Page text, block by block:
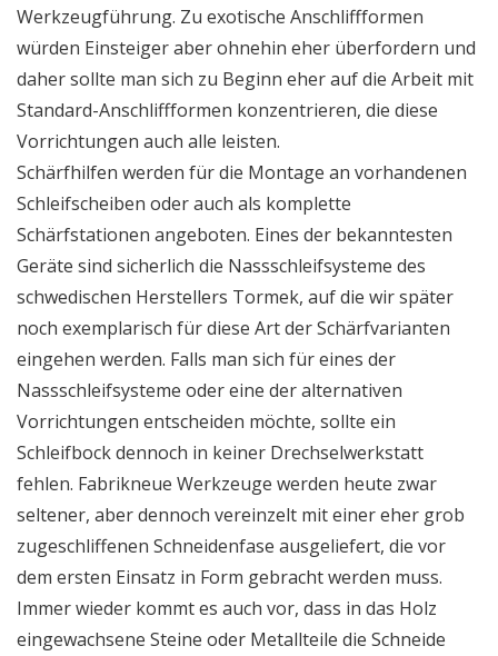
Werkzeugführung. Zu exotische Anschliffformen
würden Einsteiger aber ohnehin eher überfordern und
daher sollte man sich zu Beginn eher auf die Arbeit mit
Standard-Anschliffformen konzentrieren, die diese
Vorrichtungen auch alle leisten.
Schärfhilfen werden für die Montage an vorhandenen
Schleifscheiben oder auch als komplette
Schärfstationen angeboten. Eines der bekanntesten
Geräte sind sicherlich die Nassschleifsysteme des
schwedischen Herstellers Tormek, auf die wir später
noch exemplarisch für diese Art der Schärfvarianten
eingehen werden. Falls man sich für eines der
Nassschleifsysteme oder eine der alternativen
Vorrichtungen entscheiden möchte, sollte ein
Schleifbock dennoch in keiner Drechselwerkstatt
fehlen. Fabrikneue Werkzeuge werden heute zwar
seltener, aber dennoch vereinzelt mit einer eher grob
zugeschliffenen Schneidenfase ausgeliefert, die vor
dem ersten Einsatz in Form gebracht werden muss.
Immer wieder kommt es auch vor, dass in das Holz
eingewachsene Steine oder Metallteile die Schneide